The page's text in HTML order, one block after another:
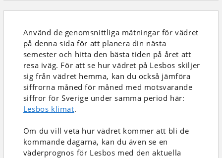
Använd de genomsnittliga mätningar för vädret
på denna sida för att planera din nästa
semester och hitta den bästa tiden på året att
resa iväg. För att se hur vädret på Lesbos skiljer
sig från vädret hemma, kan du också jämföra
siffrorna måned för måned med motsvarande
siffror för Sverige under samma period här:
Lesbos klimat.
Om du vill veta hur vädret kommer att bli de
kommande dagarna, kan du även se en
väderprognos för Lesbos med den aktuella